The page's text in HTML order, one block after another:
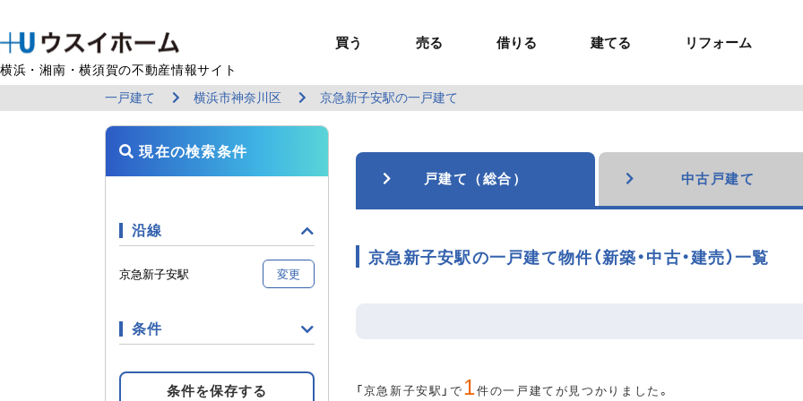
横浜・湘南・横須賀の不動産情報サイト
買う
BUY
買う 戸建て（総合）
新築戸建て
土地
ラグジュアリー物件
マイページ
売る
SELL
売る 売るTOP
建物状況調査
（インスペクション）
レントホーム
借りる
RENT
借りる 賃貸住宅TOP
エリアから探す
建てる
U-CASA
建てる 建てるTOP
U-nifty（定額制注文住宅）
ウスイホームの家づくり
お問い合わせ
リフォーム
REFORM
リフォーム リフォームTOP
ウスイのリフォームの魅力
ショールーム
MANAGEMENT
貸す 貸すTOP
お悩み解決
セミナー・講座
COMPANY INFO
企業情報 企業情報TOP
店舗情報
一戸建て 横浜市神奈川区 京急新子安駅の一戸建て
戸建て（総合） 中古戸建て
京急新子安駅の一戸建て物件（新築・中古・建売）一覧
「京急新子安駅」で1件の一戸建てが見つかりました。
現在の検索条件
沿線
京急新子安駅 変更
条件
条件を保存する